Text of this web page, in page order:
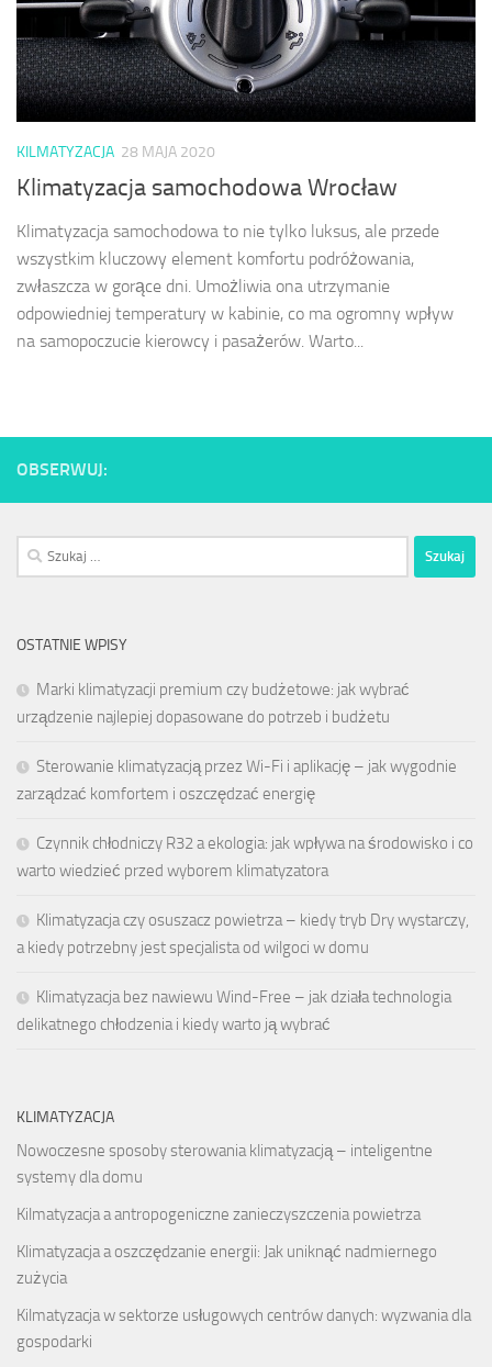
KILMATYZACJA 28 MAJA 2020
Klimatyzacja samochodowa Wrocław
Klimatyzacja samochodowa to nie tylko luksus, ale przede
wszystkim kluczowy element komfortu podróżowania,
zwłaszcza w gorące dni. Umożliwia ona utrzymanie
odpowiedniej temperatury w kabinie, co ma ogromny wpływ
na samopoczucie kierowcy i pasażerów. Warto...
OBSERWUJ:
Szukaj:
OSTATNIE WPISY
Marki klimatyzacji premium czy budżetowe: jak wybrać
urządzenie najlepiej dopasowane do potrzeb i budżetu
Sterowanie klimatyzacją przez Wi-Fi i aplikację – jak wygodnie
zarządzać komfortem i oszczędzać energię
Czynnik chłodniczy R32 a ekologia: jak wpływa na środowisko i co
warto wiedzieć przed wyborem klimatyzatora
Klimatyzacja czy osuszacz powietrza – kiedy tryb Dry wystarczy,
a kiedy potrzebny jest specjalista od wilgoci w domu
Klimatyzacja bez nawiewu Wind-Free – jak działa technologia
delikatnego chłodzenia i kiedy warto ją wybrać
KLIMATYZACJA
Nowoczesne sposoby sterowania klimatyzacją – inteligentne
systemy dla domu
Kilmatyzacja a antropogeniczne zanieczyszczenia powietrza
Klimatyzacja a oszczędzanie energii: Jak uniknąć nadmiernego
zużycia
Kilmatyzacja w sektorze usługowych centrów danych: wyzwania dla
gospodarki